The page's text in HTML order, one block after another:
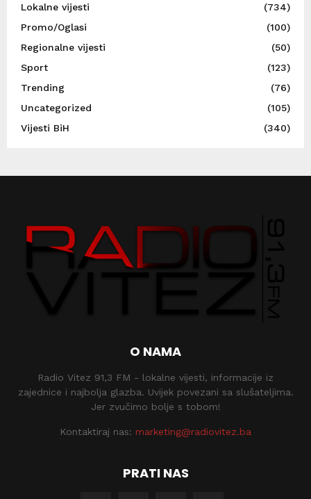
Lokalne vijesti
(734)
Promo/Oglasi
(100)
Regionalne vijesti
(50)
Sport
(123)
Trending
(76)
Uncategorized
(105)
Vijesti BiH
(340)
O NAMA
Radio Vitez 91,3 FM - lokalne vijesti, informacije iz
zajednice i najbolja glazba. Uvijek povezani sa slušateljima.
Jer zvučimo bolje s tobom!
Kontaktiraj nas: marketing@radiovitez.ba
PRATI NAS